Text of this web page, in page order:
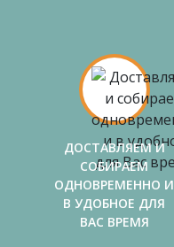
ДОСТАВЛЯЕМ И
СОБИРАЕМ
ОДНОВРЕМЕННО И
В УДОБНОЕ ДЛЯ
ВАС ВРЕМЯ